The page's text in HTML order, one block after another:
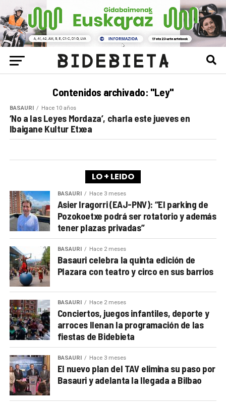
Contenidos archivado: "Ley"
BASAURI Hace 10 años
‘No a las Leyes Mordaza’, charla este jueves en
Ibaigane Kultur Etxea
LO + LEIDO
BASAURI Hace 3 meses
Asier Iragorri (EAJ-PNV): “El parking de
Pozokoetxe podrá ser rotatorio y además
tener plazas privadas”
BASAURI Hace 2 meses
Basauri celebra la quinta edición de
Plazara con teatro y circo en sus barrios
BASAURI Hace 2 meses
Conciertos, juegos infantiles, deporte y
arroces llenan la programación de las
fiestas de Bidebieta
BASAURI Hace 3 meses
El nuevo plan del TAV elimina su paso por
Basauri y adelanta la llegada a Bilbao